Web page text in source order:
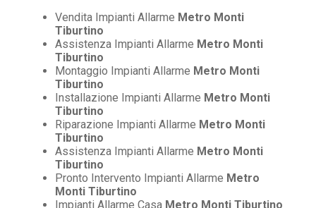
Vendita Impianti Allarme Metro Monti
Tiburtino
Assistenza Impianti Allarme Metro Monti
Tiburtino
Montaggio Impianti Allarme Metro Monti
Tiburtino
Installazione Impianti Allarme Metro Monti
Tiburtino
Riparazione Impianti Allarme Metro Monti
Tiburtino
Assistenza Impianti Allarme Metro Monti
Tiburtino
Pronto Intervento Impianti Allarme Metro
Monti Tiburtino
Impianti Allarme Casa Metro Monti Tiburtino